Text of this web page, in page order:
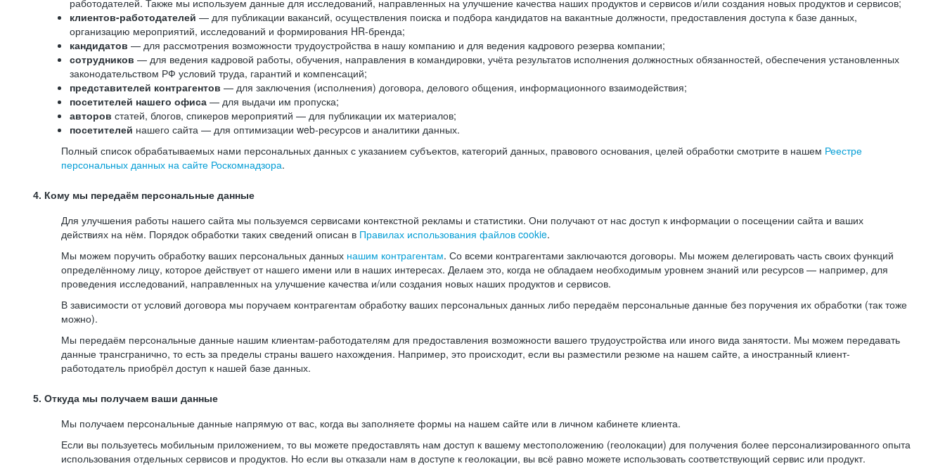
работодателей. Также мы используем данные для исследований, направленных на улучшение качества наших продуктов и сервисов и/или создания новых продуктов и сервисов;
клиентов-работодателей — для публикации вакансий, осуществления поиска и подбора кандидатов на вакантные должности, предоставления доступа к базе данных,
организацию мероприятий, исследований и формирования HR-бренда;
кандидатов — для рассмотрения возможности трудоустройства в нашу компанию и для ведения кадрового резерва компании;
сотрудников — для ведения кадровой работы, обучения, направления в командировки, учёта результатов исполнения должностных обязанностей, обеспечения установленных
законодательством РФ условий труда, гарантий и компенсаций;
представителей контрагентов — для заключения (исполнения) договора, делового общения, информационного взаимодействия;
посетителей нашего офиса — для выдачи им пропуска;
авторов статей, блогов, спикеров мероприятий — для публикации их материалов;
посетителей нашего сайта — для оптимизации web-ресурсов и аналитики данных.
Полный список обрабатываемых нами персональных данных с указанием субъектов, категорий данных, правового основания, целей обработки смотрите в нашем Реестре
персональных данных на сайте Роскомнадзора.
4. Кому мы передаём персональные данные
Для улучшения работы нашего сайта мы пользуемся сервисами контекстной рекламы и статистики. Они получают от нас доступ к информации о посещении сайта и ваших
действиях на нём. Порядок обработки таких сведений описан в Правилах использования файлов cookie.
Мы можем поручить обработку ваших персональных данных нашим контрагентам. Со всеми контрагентами заключаются договоры. Мы можем делегировать часть своих функций
определённому лицу, которое действует от нашего имени или в наших интересах. Делаем это, когда не обладаем необходимым уровнем знаний или ресурсов — например, для
проведения исследований, направленных на улучшение качества и/или создания новых наших продуктов и сервисов.
В зависимости от условий договора мы поручаем контрагентам обработку ваших персональных данных либо передаём персональные данные без поручения их обработки (так тоже
можно).
Мы передаём персональные данные нашим клиентам-работодателям для предоставления возможности вашего трудоустройства или иного вида занятости. Мы можем передавать
данные трансгранично, то есть за пределы страны вашего нахождения. Например, это происходит, если вы разместили резюме на нашем сайте, а иностранный клиент-
работодатель приобрёл доступ к нашей базе данных.
5. Откуда мы получаем ваши данные
Мы получаем персональные данные напрямую от вас, когда вы заполняете формы на нашем сайте или в личном кабинете клиента.
Если вы пользуетесь мобильным приложением, то вы можете предоставлять нам доступ к вашему местоположению (геолокации) для получения более персонализированного опыта
использования отдельных сервисов и продуктов. Но если вы отказали нам в доступе к геолокации, вы всё равно можете использовать соответствующий сервис или продукт.